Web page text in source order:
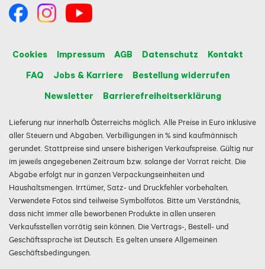
Cookies Impressum AGB Datenschutz
Kontakt
FAQ
Jobs & Karriere
Bestellung widerrufen
Newsletter
Barrierefreiheitserklärung
Lieferung nur innerhalb Österreichs möglich. Alle Preise in Euro inklusive
aller Steuern und Abgaben. Verbilligungen in % sind kaufmännisch
gerundet. Stattpreise sind unsere bisherigen Verkaufspreise. Gültig nur
im jeweils angegebenen Zeitraum bzw. solange der Vorrat reicht. Die
Abgabe erfolgt nur in ganzen Verpackungseinheiten und
Haushaltsmengen. Irrtümer, Satz- und Druckfehler vorbehalten.
Verwendete Fotos sind teilweise Symbolfotos. Bitte um Verständnis,
dass nicht immer alle beworbenen Produkte in allen unseren
Verkaufsstellen vorrätig sein können. Die Vertrags-, Bestell- und
Geschäftssprache ist Deutsch. Es gelten unsere Allgemeinen
Geschäftsbedingungen.